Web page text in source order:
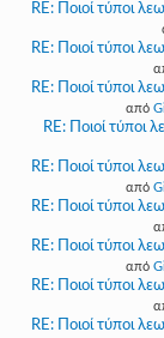
RE: Ποιοί τύποι
RE: Ποιοί τύποι
RE: Ποιοί τύποι
από
RE: Ποιοί
RE: Ποιοί τύποι
από
RE: Ποιοί τύποι
RE: Ποιοί τύποι
από
RE: Ποιοί τύποι
RE: Ποιοί τύποι